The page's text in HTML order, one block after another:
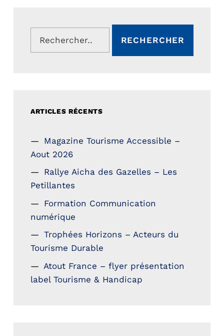
Rechercher :
ARTICLES RÉCENTS
Magazine Tourisme Accessible –
Aout 2026
Rallye Aicha des Gazelles – Les
Petillantes
Formation Communication
numérique
Trophées Horizons – Acteurs du
Tourisme Durable
Atout France – flyer présentation
label Tourisme & Handicap